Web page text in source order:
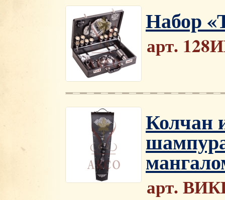
Набор
арт.
Колчан
арт.